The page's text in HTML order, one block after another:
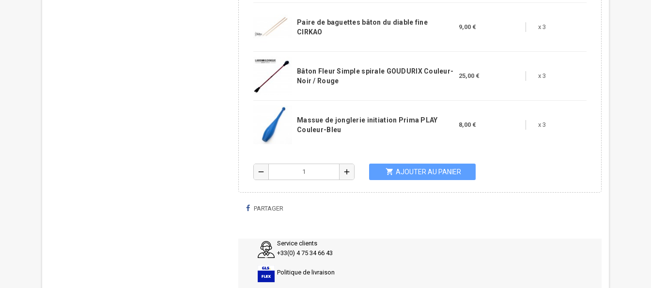
Paire de baguettes bâton du diable fine
CIRKAO
9,00 € x 3
Bâton Fleur Simple spirale GOUDURIX Couleur-
Noir / Rouge
25,00 € x 3
Massue de jonglerie initiation Prima PLAY
Couleur-Bleu
8,00 € x 3
remove add shopping_cart AJOUTER AU PANIER
PARTAGER
Service clients
+33(0) 4 75 34 66 43
Politique de livraison